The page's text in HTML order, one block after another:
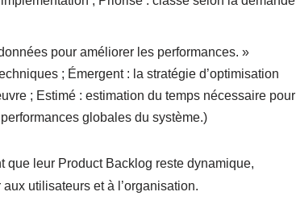
pour améliorer les performances. »
; Émergent : la stratégie d’optimisation
; Estimé : estimation du temps nécessaire pour
globales du système.)
que leur Product Backlog reste dynamique,
utilisateurs et à l’organisation.